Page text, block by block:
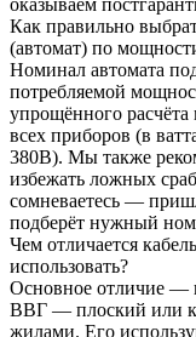
Как правильно
(автомат) по
Номинал автомата
потребляемой
упрощённого
всех приборов (в
380В). Мы также
избежать ложных
сомневаетесь —
подберёт нужный
Чем отличается
использовать?
Основное отличие —
ВВГ — плоский или
жилами. Его